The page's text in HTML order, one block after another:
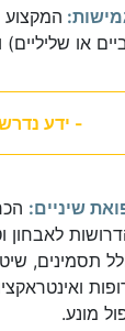
המקצוע
או
- ידע
שיניים:
לאבחון
תסמינים,
מונע.